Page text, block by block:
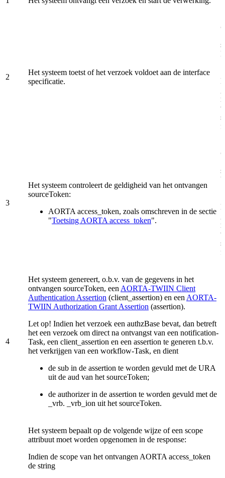
2
Het systeem toetst of het verzoek voldoet aan de interface
specificatie.
3
Het systeem controleert de geldigheid van het ontvangen
sourceToken:
AORTA access_token, zoals omschreven in de sectie
"Toetsing AORTA access_token".
4
Het systeem genereert, o.b.v. van de gegevens in het
ontvangen sourceToken, een AORTA-TWIIN Client
Authentication Assertion (client_assertion) en een AORTA-
TWIIN Authorization Grant Assertion (assertion).
Let op! Indien het verzoek een authzBase bevat, dan betreft
het een verzoek om direct na ontvangst van een notification-
Task, een client_assertion en een assertion te generen t.b.v.
het verkrijgen van een workflow-Task, en dient
de sub in de assertion te worden gevuld met de URA
uit de aud van het sourceToken;
de authorizer in de assertion te worden gevuld met de
_vrb. _vrb_ion uit het sourceToken.
Het systeem bepaalt op de volgende wijze of een scope
attribuut moet worden opgenomen in de response:
Indien de scope van het ontvangen AORTA access_token
de string